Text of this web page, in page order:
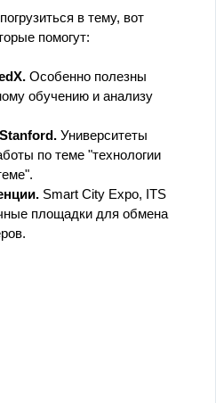
в тему, вот
помогут:
Особенно полезны
обучению и анализу
Университеты
по теме "технологии
Smart City Expo, ITS
площадки для обмена